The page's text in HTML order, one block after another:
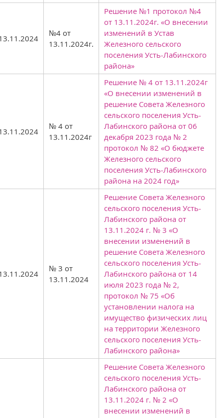
№4 от
13.11.2024г.
Решение №1 протокол №4
от 13.11.2024г. «О внесении
изменений в Устав
Железного сельского
поселения Усть-Лабинского
района»
№ 4 от
13.11.2024г
Решение № 4 от 13.11.2024г
«О внесении изменений в
решение Совета Железного
сельского поселения Усть-
Лабинского района от 06
декабря 2023 года № 2
протокол № 82 «О бюджете
Железного сельского
поселения Усть-Лабинского
района на 2024 год»
№ 3 от
13.11.2024
Решение Совета Железного
сельского поселения Усть-
Лабинского района от
13.11.2024 г. № 3 «О
внесении изменений в
решение Совета Железного
сельского поселения Усть-
Лабинского района от 14
июля 2023 года № 2,
протокол № 75 «Об
установлении налога на
имущество физических лиц
на территории Железного
сельского поселения Усть-
Лабинского района»
Решение Совета Железного
сельского поселения Усть-
Лабинского района от
13.11.2024 г. № 2 «О
внесении изменений в